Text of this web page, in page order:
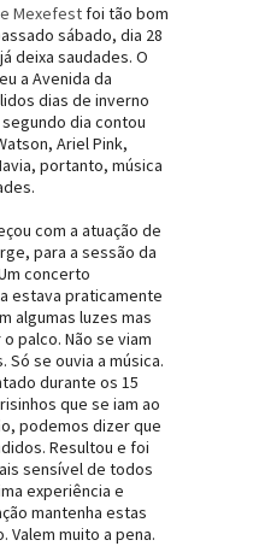
Mexefest foi tão bom
sábado, dia 28
deixa saudades. O
a Avenida da
dias de inverno
dia contou
Ariel Pink,
portanto, música
com a atuação de
para a sessão da
concerto
estava praticamente
algumas luzes mas
palco. Não se viam
se ouvia a música.
durante os 15
que se iam ao
podemos dizer que
Resultou e foi
sensível de todos
experiência e
mantenha estas
Valem muito a pena.